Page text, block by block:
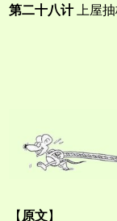
第二十八计上屋抽
【 原文】